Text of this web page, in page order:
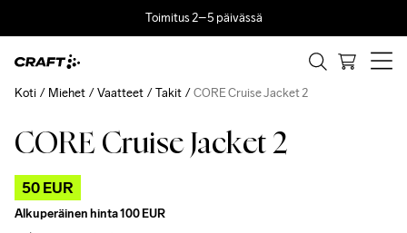
Toimitus 2–5 päivässä
CORE Cruise Jacket 2
50 EUR
Alkuperäinen hinta100 EUR
Koti Miehet Vaatteet Takit CORE Cruise Jacket 2
Outlet